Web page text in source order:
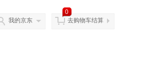
我的京东
0
去购物车结算